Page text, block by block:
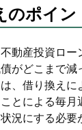
のポイン
動産投資ロー
がどこまで
、借り換えに
とによる毎月
況にする必要